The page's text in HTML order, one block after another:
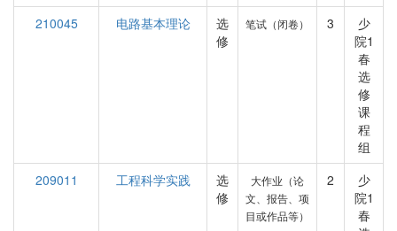
210045
电路基本理论
选
修
笔试（闭卷） 3
少
院1
春
选
修
课
程
组
209011
工程科学实践
选
修
大作业（论
文、报告、项
目或作品等）
2
少
院1
春